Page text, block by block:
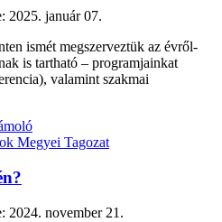
2025. január 07.
ismét megszerveztük az évről-
is tartható – programjainkat
valamint szakmai
Megyei Tagozat
2024. november 21.